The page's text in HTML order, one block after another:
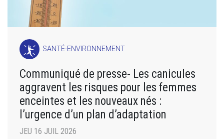
SANTÉ-ENVIRONNEMENT
Communiqué de presse- Les canicules
aggravent les risques pour les femmes
enceintes et les nouveaux nés :
l’urgence d’un plan d’adaptation
JEU 16 JUIL 2026